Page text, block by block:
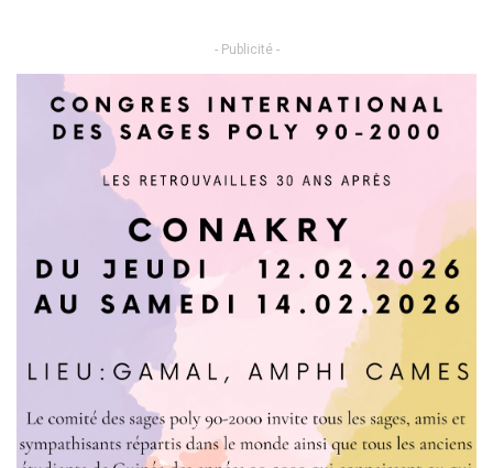
- Publicité -